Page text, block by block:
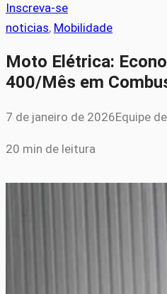
Inscreva-se
noticias, Mobilidade
Moto Elétrica:
400/Mês em
7 de janeiro de 2026Equipe
20 min de leitura